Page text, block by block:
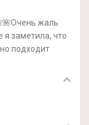
жаль
заметила, что
подходит